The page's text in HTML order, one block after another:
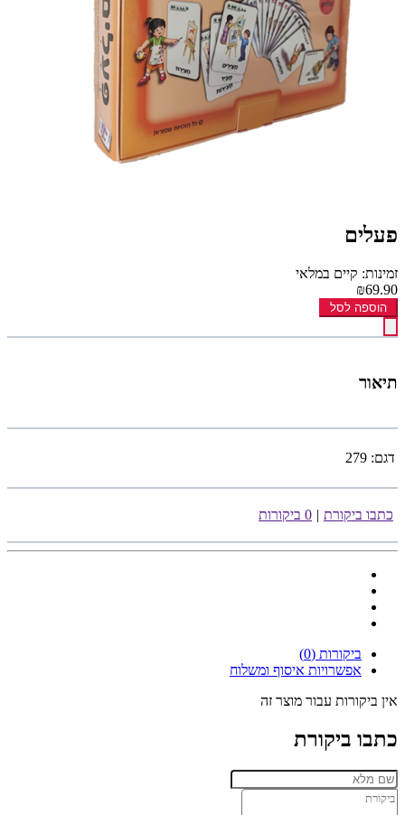
פעלים
זמינות: קיים במלאי
₪69.90
הוספה לסל
תיאור
דגם: 279
כתבו ביקורת | 0 ביקורות
ביקורות (0)
אפשרויות איסוף ומשלוח
אין ביקורות עבור מוצר זה
כתבו ביקורת